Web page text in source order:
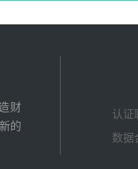
财
的
认证
数据